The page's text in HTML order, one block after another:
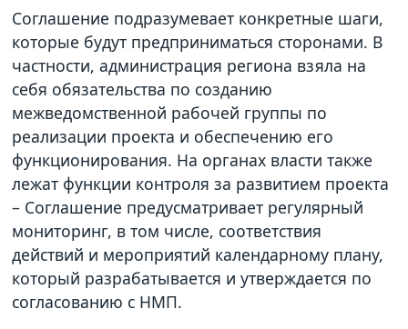
Соглашение подразумевает конкретные шаги,
которые будут предприниматься сторонами. В
частности, администрация региона взяла на
себя обязательства по созданию
межведомственной рабочей группы по
реализации проекта и обеспечению его
функционирования. На органах власти также
лежат функции контроля за развитием проекта
– Соглашение предусматривает регулярный
мониторинг, в том числе, соответствия
действий и мероприятий календарному плану,
который разрабатывается и утверждается по
согласованию с НМП.